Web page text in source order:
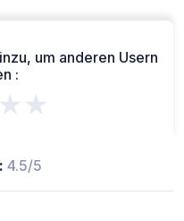
um anderen Usern
:
4.5/5